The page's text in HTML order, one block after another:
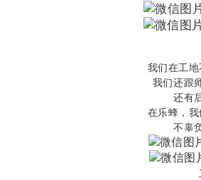
我们在工
我们还跟
还有
在乐蜂，我
不辜